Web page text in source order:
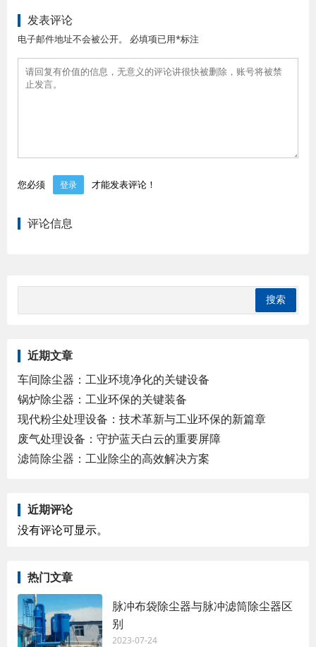
发表评论
电子邮件地址不会被公开。 必填项已用*标注
您必须 登录 才能发表评论！
评论信息
近期文章
车间除尘器：工业环境净化的关键设备
锅炉除尘器：工业环保的关键装备
现代粉尘处理设备：技术革新与工业环保的新篇章
废气处理设备：守护蓝天白云的重要屏障
滤筒除尘器：工业除尘的高效解决方案
近期评论
没有评论可显示。
热门文章
脉冲布袋除尘器与脉冲滤筒除尘器区
别
2023-07-24